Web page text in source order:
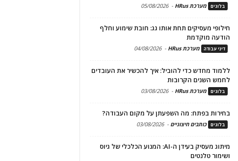
בלוגים מערכת HRus -
05/08/2026
חילופי מעסיקים תחת אותו גג: חובת שימוע וחלף
הודעה מוקדמת
דיני עבודה מערכת HRus -
04/08/2026
ללמוד מחדש כדי להוביל: איך להכשיר את העובדים
לחמש השנים הקרובות
בלוגים מערכת HRus -
03/08/2026
בחירות בפתח: מה השפעתן על מקום העבודה?
בלוגים כותבים חיצוניים -
03/08/2026
מיתוג מעסיק בעידן ה-AI: המנוע הכלכלי של גיוס
ושימור טלנטים